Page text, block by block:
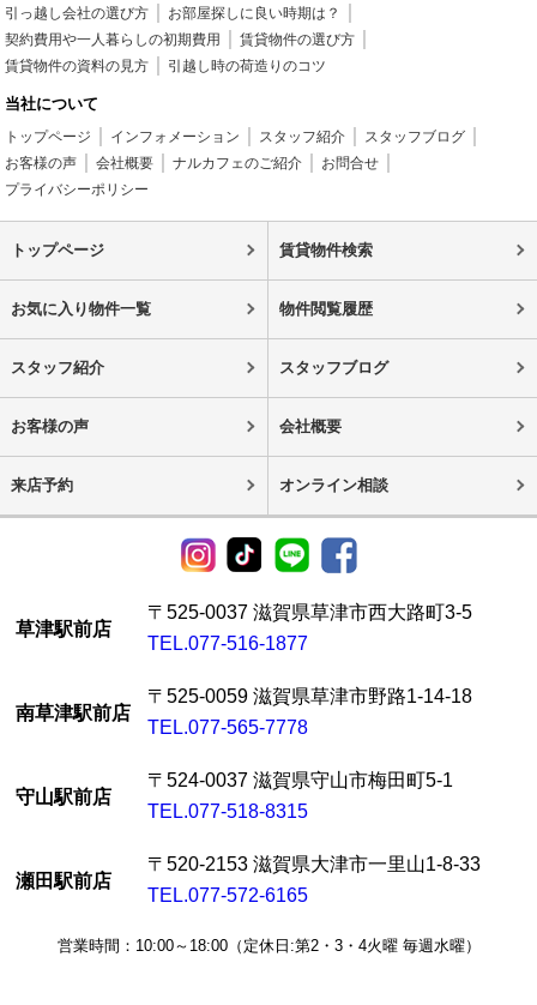
引っ越し会社の選び方
お部屋探しに良い時期は？
契約費用や一人暮らしの初期費用
賃貸物件の選び方
賃貸物件の資料の見方
引越し時の荷造りのコツ
当社について
トップページ インフォメーション スタッフ紹介
スタッフブログ
お客様の声
会社概要 ナルカフェのご紹介
お問合せ
プライバシーポリシー
トップページ 賃貸物件検索
お気に入り物件一覧 物件閲覧履歴
スタッフ紹介 スタッフブログ
お客様の声 会社概要
来店予約 オンライン相談
草津駅前店
〒525-0037 滋賀県草津市西大路町3-5
TEL.077-516-1877
南草津駅前店
〒525-0059 滋賀県草津市野路1-14-18
TEL.077-565-7778
守山駅前店
〒524-0037 滋賀県守山市梅田町5-1
TEL.077-518-8315
瀬田駅前店
〒520-2153 滋賀県大津市一里山1-8-33
TEL.077-572-6165
営業時間：10:00～18:00（定休日:第2・3・4火曜 毎週水曜）